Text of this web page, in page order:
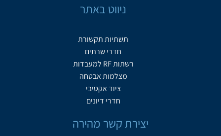
ניווט באתר
תשתיות תקשורת
חדרי שרתים
רשתות RF למעבדות
מצלמות אבטחה
ציוד אקטיבי
חדרי דיונים
יצירת קשר מהירה